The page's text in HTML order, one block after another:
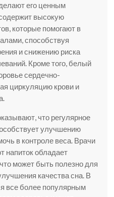
его ценным
высокую
которые помогают в
способствуя
и снижению риска
Кроме того, белый
сердечно-
циркуляцию крови и
что регулярное
улучшению
в контроле веса. Врачи
напиток обладает
может быть полезно для
качества сна. В
все более популярным